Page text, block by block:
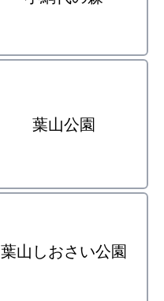
葉山公園
葉山しおさい公園